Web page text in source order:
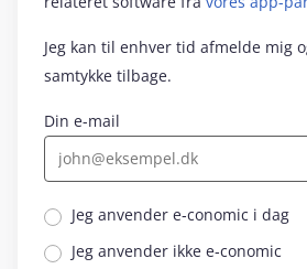
Jeg kan til enhver tid afmelde mig
samtykke tilbage.
Din e-mail
Jeg anvender e‑conomic i dag
Jeg anvender ikke e‑conomic